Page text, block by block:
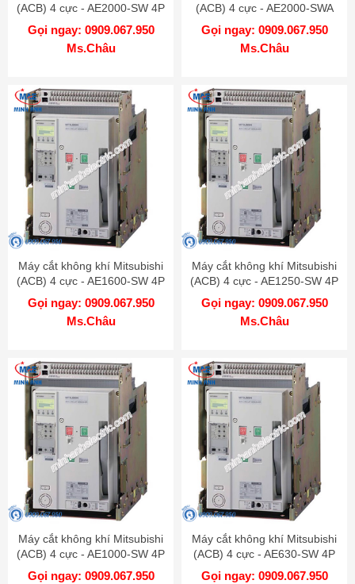
(ACB) 4 cực - AE2000-SW 4P
2000A 85kA FIX
Gọi ngay: 0909.067.950
Ms.Châu
(ACB) 4 cực - AE2000-SWA
4P 2000A 65kA FIX
Gọi ngay: 0909.067.950
Ms.Châu
Máy cắt không khí Mitsubishi
(ACB) 4 cực - AE1600-SW 4P
1600A 65kA FIX
Gọi ngay: 0909.067.950
Ms.Châu
Máy cắt không khí Mitsubishi
(ACB) 4 cực - AE1250-SW 4P
1250A 65kA FIX
Gọi ngay: 0909.067.950
Ms.Châu
Máy cắt không khí Mitsubishi
(ACB) 4 cực - AE1000-SW 4P
1000A 65kA FIX
Gọi ngay: 0909.067.950
Máy cắt không khí Mitsubishi
(ACB) 4 cực - AE630-SW 4P
630A 65kA FIX
Gọi ngay: 0909.067.950